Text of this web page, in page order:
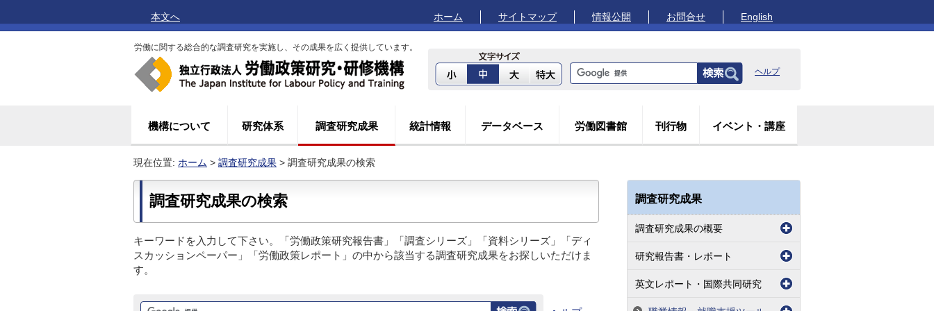
本文へ ホーム サイトマップ 情報公開 お問合せ English
労働に関する総合的な調査研究を実施し、その成果を広く提供しています。
ヘルプ
機構について 研究体系 調査研究成果 統計情報 データベース 労働図書館 刊行物 イベント・講座
現在位置: ホーム > 調査研究成果 > 調査研究成果の検索
調査研究成果の検索
キーワードを入力して下さい。「労働政策研究報告書」「調査シリーズ」「資料シリーズ」「ディ
スカッションペーパー」「労働政策レポート」の中から該当する調査研究成果をお探しいただけま
す。
調査研究成果
調査研究成果の概要
研究報告書・レポート
英文レポート・国際共同研究